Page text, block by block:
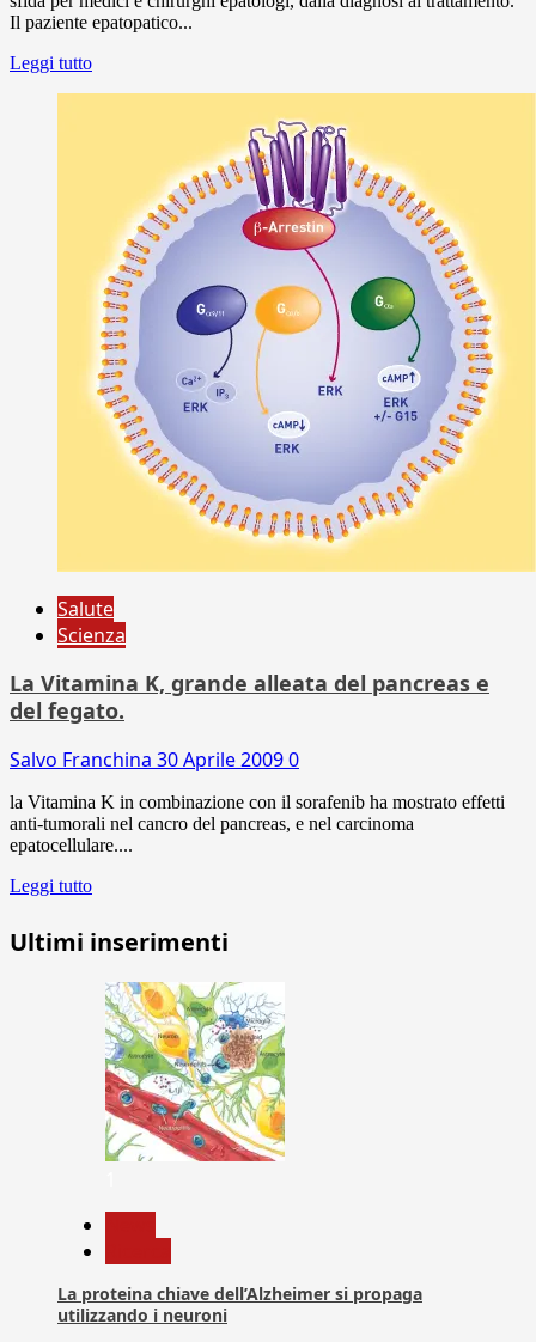
Il paziente epatopatico...
Leggi tutto
Salute
Scienza
La Vitamina K, grande alleata del pancreas e
del fegato.
Salvo Franchina 30 Aprile 20090
la Vitamina K in combinazione con il sorafenib ha mostrato effetti
anti-tumorali nel cancro del pancreas, e nel carcinoma
epatocellulare....
Leggi tutto
Ultimi inserimenti
La proteina chiave dell’Alzheimer si propaga
utilizzando i neuroni